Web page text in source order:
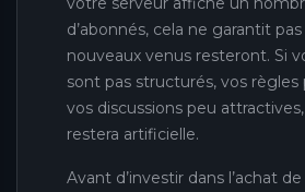
d’abonnés, cela ne garantit
nouveaux venus resteront. Si
sont pas structurés, vos règles
vos discussions peu
restera artificielle.
Avant d’investir dans l’achat